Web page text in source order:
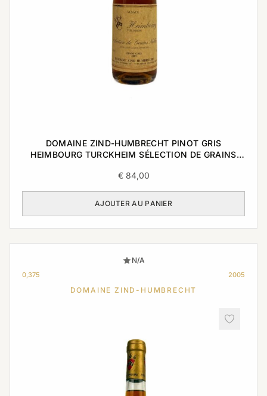
DOMAINE ZIND-HUMBRECHT PINOT GRIS
HEIMBOURG TURCKHEIM SÉLECTION DE GRAINS
€84,00
AJOUTER AU PANIER
N/A
0,375 2005
DOMAINE ZIND-HUMBRECHT